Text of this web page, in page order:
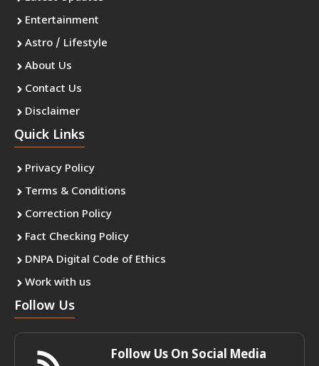
Entertainment
Astro / Lifestyle
About Us
Contact Us
Disclaimer
Quick Links
Privacy Policy
Terms & Conditions
Correction Policy
Fact Checking Policy
DNPA Digital Code of Ethics
Work with us
Follow Us
Follow Us On Social Media